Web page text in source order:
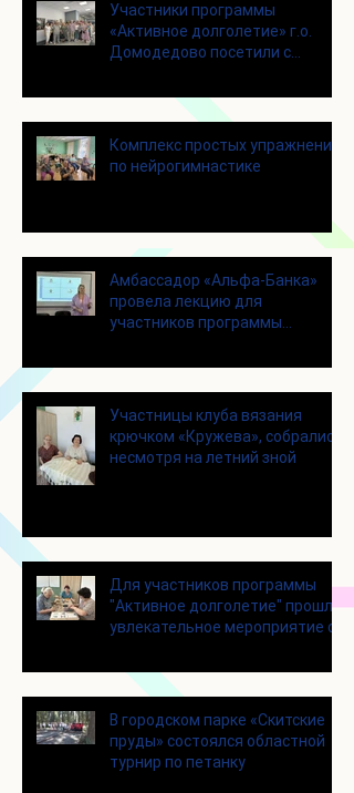
Участники программы
«Активное долголетие» г.о.
Домодедово посетили с
Щелково
Комплекс простых упражнений
по нейрогимнастике
Амбассадор «Альфа-Банка»
провела лекцию для
участников программы
Участницы клуба вязания
крючком «Кружева», собрались
несмотря на летний зной
Для участников программы
"Активное долголетие" прошло
увлекательное мероприятие с
играми
В городском парке «Скитские
пруды» состоялся областной
турнир по петанку